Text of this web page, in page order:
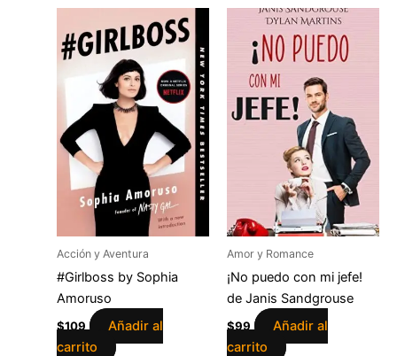
Acción y Aventura
#Girlboss by Sophia
Amoruso
$109
Añadir al
carrito
Amor y Romance
¡No puedo con mi jefe!
de Janis Sandgrouse
$99
Añadir al
carrito